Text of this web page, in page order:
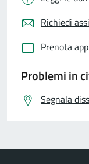
Richiedi
Prenota
Problemi in
Segnala